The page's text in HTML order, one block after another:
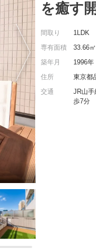
を癒す
間取り
1LDK
専有面積
33.66㎡
築年月
1996年
住所
東京都
交通
JR山手
歩7分